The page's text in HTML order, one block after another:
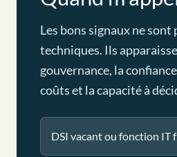
Les bons signaux ne
techniques. Ils
gouvernance, la
coûts et la capacité à
DSI vacant ou fonction IT